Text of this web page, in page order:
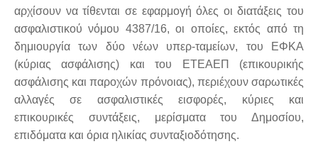
αρχίσουν να τίθενται σε εφαρμογή όλες οι διατάξεις του
ασφαλιστικού νόμου 4387/16, οι οποίες, εκτός από τη
δημιουργία των δύο νέων υπερ-ταμείων, του ΕΦΚΑ
(κύριας ασφάλισης) και του ΕΤΕΑΕΠ (επικουρικής
ασφάλισης και παροχών πρόνοιας), περιέχουν σαρωτικές
αλλαγές σε ασφαλιστικές εισφορές, κύριες και
επικουρικές συντάξεις, μερίσματα του Δημοσίου,
επιδόματα και όρια ηλικίας συνταξιοδότησης.